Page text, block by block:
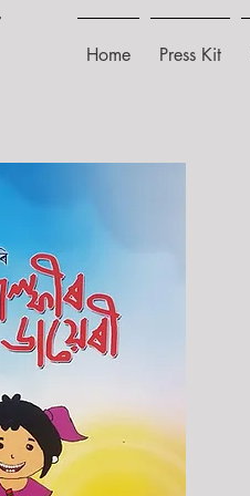
Home Press Kit